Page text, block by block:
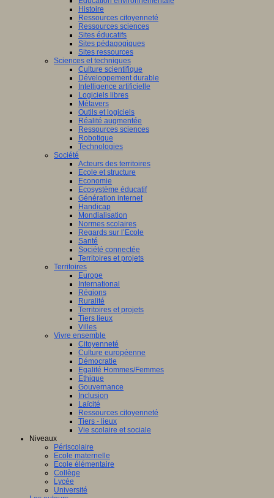
Histoire
Ressources citoyenneté
Ressources sciences
Sites éducatifs
Sites pédagogiques
Sites ressources
Sciences et techniques
Culture scientifique
Développement durable
Intelligence artificielle
Logiciels libres
Métavers
Outils et logiciels
Réalité augmentée
Ressources sciences
Robotique
Technologies
Société
Acteurs des territoires
Ecole et structure
Economie
Ecosystème éducatif
Génération internet
Handicap
Mondialisation
Normes scolaires
Regards sur l’Ecole
Santé
Société connectée
Territoires et projets
Territoires
Europe
International
Régions
Ruralité
Territoires et projets
Tiers lieux
Villes
Vivre ensemble
Citoyenneté
Culture européenne
Démocratie
Egalité Hommes/Femmes
Ethique
Gouvernance
Inclusion
Laïcité
Ressources citoyenneté
Tiers - lieux
Vie scolaire et sociale
Niveaux
Périscolaire
Ecole maternelle
Ecole élémentaire
Collège
Lycée
Université